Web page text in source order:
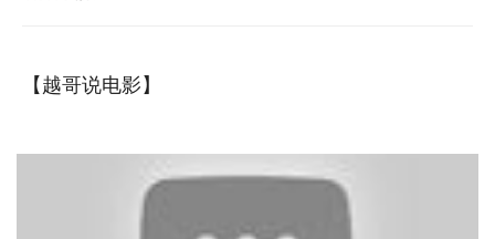
【越哥说电影】